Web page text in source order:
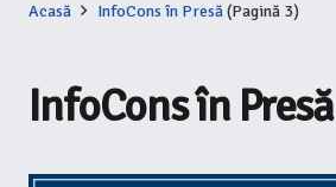
Acasă InfoCons în Presă(Pagină 3)
InfoCons în Presă